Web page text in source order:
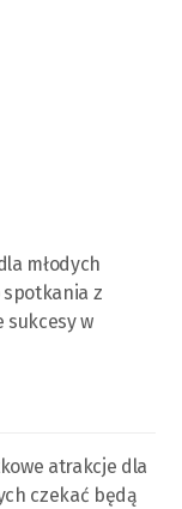
młodych
z
sukcesy w
atrakcje dla
czekać będą